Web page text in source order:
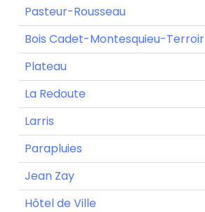
Pasteur-Rousseau
Bois Cadet-Montesquieu-Terroir
Plateau
La Redoute
Larris
Parapluies
Jean Zay
Hôtel de Ville